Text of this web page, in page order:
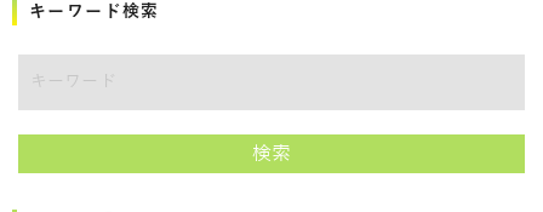
キーワード検索
検索